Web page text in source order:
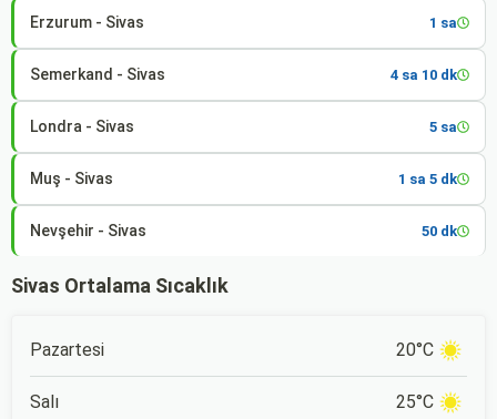
Erzurum - Sivas 1 sa
Semerkand - Sivas 4 sa 10 dk
Londra - Sivas 5 sa
Muş - Sivas 1 sa 5 dk
Nevşehir - Sivas 50 dk
Sivas Ortalama Sıcaklık
Pazartesi 20°C
Salı 25°C